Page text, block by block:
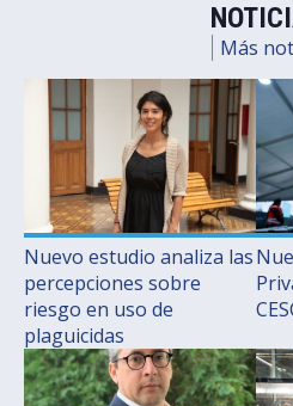
Más
Nuevo estudio analiza las
percepciones sobre
riesgo en uso de
plaguicidas